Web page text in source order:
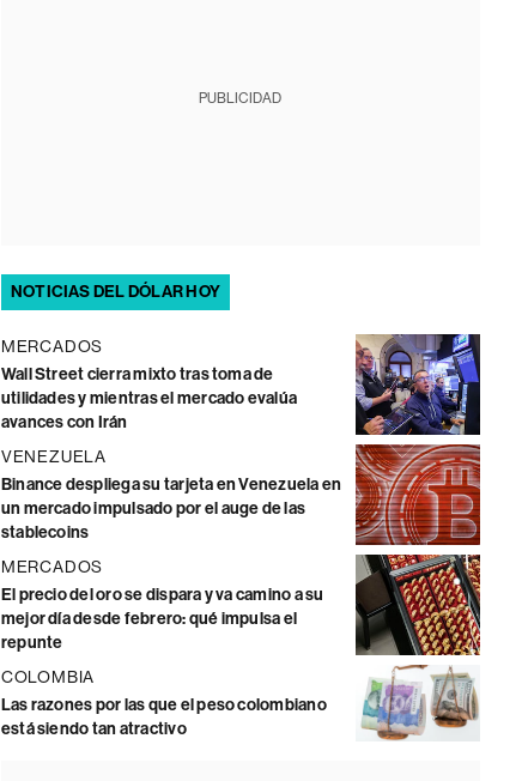
PUBLICIDAD
NOTICIAS DEL DÓLAR HOY
MERCADOS
Wall Street cierra mixto tras toma de
utilidades y mientras el mercado evalúa
avances con Irán
VENEZUELA
Binance despliega su tarjeta en Venezuela en
un mercado impulsado por el auge de las
stablecoins
MERCADOS
El precio del oro se dispara y va camino a su
mejor día desde febrero: qué impulsa el
repunte
COLOMBIA
Las razones por las que el peso colombiano
está siendo tan atractivo